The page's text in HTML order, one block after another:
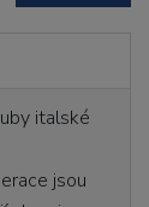
italské
jsou